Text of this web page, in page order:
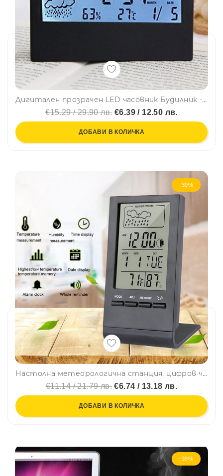
Дигитален прозрачен LED часовник Будилник - Черен 618G
€15.29 / 29.90 лв.€6.39 / 12.50 лв.
ДОБАВИ В КОЛИЧКА
-39%
Настолна метеорологична станция, цифров часовник TH-100- термометър, хигрометър
€11.14 / 21.79 лв. €6.74 / 13.18 лв.
ДОБАВИ В КОЛИЧКА
-39%